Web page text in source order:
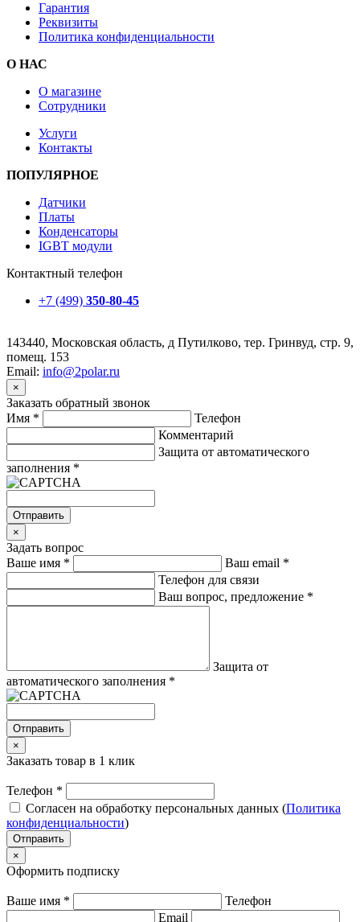
Гарантия
Реквизиты
Политика конфиденциальности
О НАС
О магазине
Сотрудники
Услуги
Контакты
ПОПУЛЯРНОЕ
Датчики
Платы
Конденсаторы
IGBT модули
Контактный телефон
+7 (499) 350-80-45
143440, Московская область, д Путилково, тер. Гринвуд, стр. 9,
помещ. 153
Email: info@2polar.ru
×
Заказать обратный звонок
Имя *
Телефон
Комментарий
Защита от автоматического
заполнения *
Отправить
×
Задать вопрос
Ваше имя * Ваш email *
Телефон для связи
Ваш вопрос, предложение *
Защита от
автоматического заполнения *
Отправить
×
Заказать товар в 1 клик
Телефон *
Согласен на обработку персональных данных (Политика
конфиденциальности)
Отправить
×
Оформить подписку
Ваше имя *
Телефон
Email